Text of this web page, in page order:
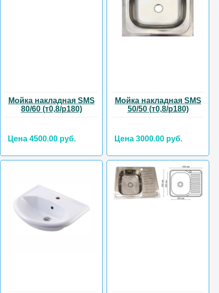
Мойка накладная SMS
80/60 (т0,8/р180)
Цена 4500.00 руб.
Мойка накладная SMS
50/50 (т0,8/р180)
Цена 3000.00 руб.